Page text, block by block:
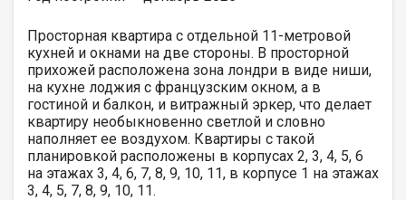
Просторная квартира с отдельной 11-метровой
кухней и окнами на две стороны. В просторной
прихожей расположена зона лондри в виде ниши,
на кухне лоджия с французским окном, а в
гостиной и балкон, и витражный эркер, что делает
квартиру необыкновенно светлой и словно
наполняет ее воздухом. Квартиры с такой
планировкой расположены в корпусах 2, 3, 4, 5, 6
на этажах 3, 4, 6, 7, 8, 9, 10, 11, в корпусе 1 на этажах
3, 4, 5, 7, 8, 9, 10, 11.